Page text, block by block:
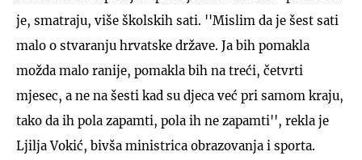
je, smatraju, više školskih sati. ''Mislim da je šest sati
malo o stvaranju hrvatske države. Ja bih pomakla
možda malo ranije, pomakla bih na treći, četvrti
mjesec, a ne na šesti kad su djeca već pri samom kraju,
tako da ih pola zapamti, pola ih ne zapamti'', rekla je
Ljilja Vokić, bivša ministrica obrazovanja i sporta.